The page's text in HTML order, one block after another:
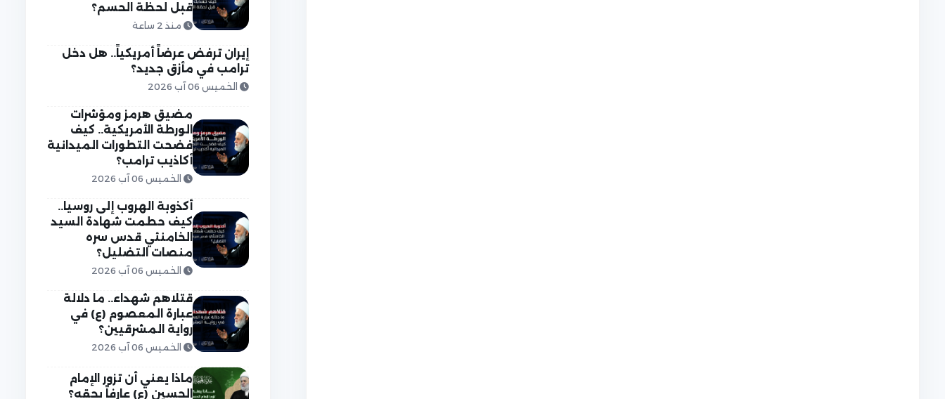
قبل لحظة الحسم؟
منذ 2 ساعة
إيران ترفض عرضاً أمريكياً.. هل دخل
ترامب في مأزق جديد؟
الخميس 06 آب 2026
مضيق هرمز ومؤشرات
الورطة الأمريكية.. كيف
فضحت التطورات الميدانية
أكاذيب ترامب؟
الخميس 06 آب 2026
أكذوبة الهروب إلى روسيا..
كيف حطمت شهادة السيد
الخامنئي قدس سره
منصات التضليل؟
الخميس 06 آب 2026
قتلاهم شهداء.. ما دلالة
عبارة المعصوم (ع) في
رواية المشرقيين؟
الخميس 06 آب 2026
ماذا يعني أن تزور الإمام
الحسين (ع) عارفاً بحقه؟